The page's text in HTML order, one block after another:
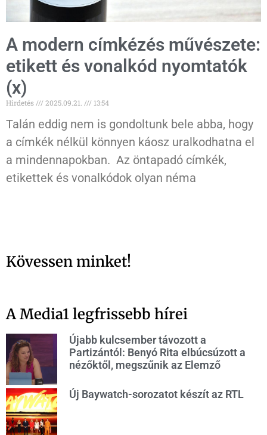
A modern címkézés művészete:
etikett és vonalkód nyomtatók
(x)
Hirdetés 2025.09.21. 13:54
Talán eddig nem is gondoltunk bele abba, hogy
a címkék nélkül könnyen káosz uralkodhatna el
a mindennapokban. Az öntapadó címkék,
etikettek és vonalkódok olyan néma
Kövessen minket!
A Media1 legfrissebb hírei
Újabb kulcsember távozott a
Partizántól: Benyó Rita elbúcsúzott a
nézőktől, megszűnik az Elemző
Új Baywatch-sorozatot készít az RTL